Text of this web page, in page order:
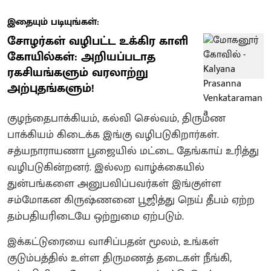
இதையும் படியுங்கள்:
சோழர்கள் வழிபட்ட உக்கிர காளி
கோயில்கள்: அறியப்படாத
ரகசியங்களும் வரலாற்று
அற்புதங்களும்!
குழந்தைபாக்கியம், கல்வி செல்வம், திருமண
பாக்கியம் கிடைக்க இங்கு வழிபடுகிறார்கள்.‌
சத்யநாராயணா பூஜையில் மட்டை தேங்காய் உரித்து
வழிபடுகின்றனர்.‌ இல்லற வாழ்க்கையில்
துன்பங்களை அனுபவிப்பவர்கள் இங்குள்ள
சம்மோகன கிருஷ்ணனை பூஜித்து நெய் தீபம் ஏற்ற
தம்பதியரிடையே ஒற்றுமை ஏற்படும்.
இக்கட்டுரையை வாசிப்பதன் மூலம், உங்கள்
குடும்பத்தில் உள்ள திருமணத் தடைகள் நீங்கி,